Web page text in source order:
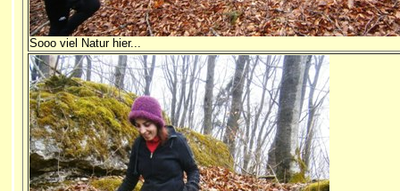
Sooo viel Natur hier...